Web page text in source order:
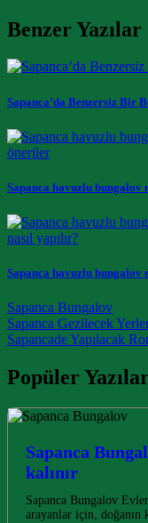
Benzer Yazılar
Sapanca’da Benzersiz Bir
Sapanca havuzlu
Sapanca havuzlu bungalov
Sapanca Bungalov
Post navigation
Sapanca Gezilecek
Sapancade Yapılacak
Popüler Yazılar
Sapanca
kalınır
Sapanca Bungalov
arayanlar için, doğanın